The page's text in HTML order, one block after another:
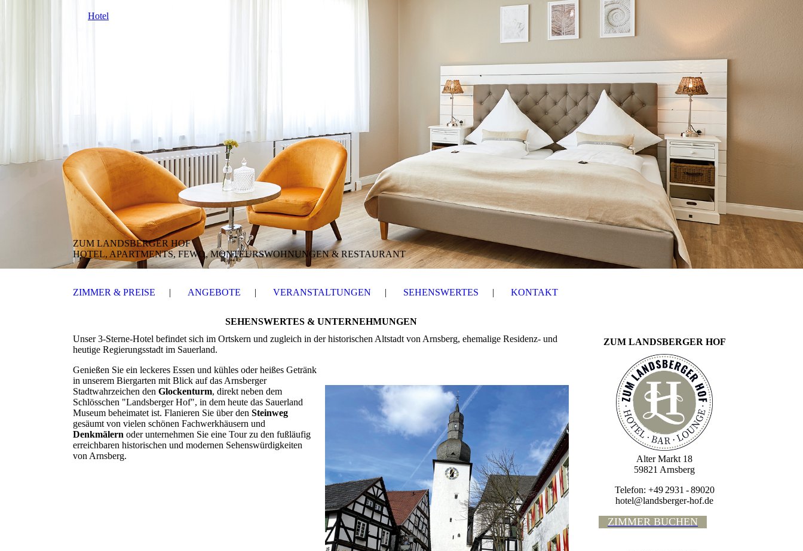
Hotel
ZUM LANDSBERGER HOF
HOTEL, APARTMENTS, FEWO, MONTEURSWOHNUNGEN & RESTAURANT
ZIMMER & PREISE ANGEBOTE VERANSTALTUNGEN SEHENSWERTES KONTAKT
SEHENSWERTES & UNTERNEHMUNGEN
Unser 3-Sterne-Hotel befindet sich im Ortskern und zugleich in der historischen Altstadt von Arnsberg, ehemalige Residenz- und
heutige Regierungsstadt im Sauerland.
Genießen Sie ein leckeres Essen und kühles oder heißes Getränk
in unserem Biergarten mit Blick auf das Arnsberger
Stadtwahrzeichen den Glockenturm, direkt neben dem
Schlösschen "Landsberger Hof", in dem heute das Sauerland
Museum beheimatet ist. Flanieren Sie über den Steinweg
gesäumt von vielen schönen Fachwerkhäusern und
Denkmälern oder unternehmen Sie eine Tour zu den fußläufig
erreichbaren historischen und modernen Sehenswürdigkeiten
von Arnsberg.
ZUM LANDSBERGER HOF
Alter Markt 18
59821 Arnsberg
Telefon: +49 2931 - 89020
hotel@landsberger-hof.de
ZIMMER BUCHEN